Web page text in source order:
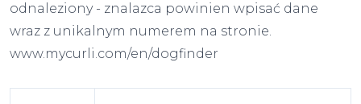
odnaleziony - znalazca powinien wpisać dane
wraz z unikalnym numerem na stronie.
www.mycurli.com/en/dogfinder